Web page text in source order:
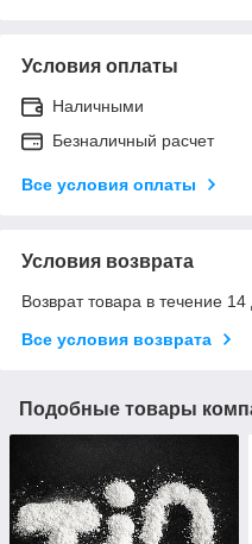
Условия оплаты
Наличными
Безналичный расчет
Все условия оплаты
Условия возврата
Возврат товара в течение
Все условия возврата
Подобные товары